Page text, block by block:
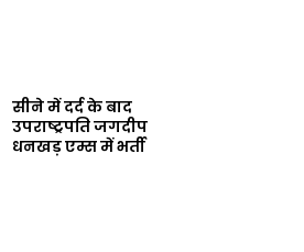
सीने में दर्द के बाद
उपराष्ट्रपति जगदीप
धनखड़ एम्स में भर्ती